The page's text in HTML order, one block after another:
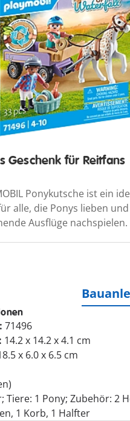
Geschenk für Reitfans
Ponykutsche ist ein
alle, die Ponys lieben
Ausflüge nachspielen.
71496
14.2 x 14.2 x 4.1 cm
x 6.0 x 6.5 cm
Tiere: 1 Pony; Zubehör: 2
1 Korb, 1 Halfter